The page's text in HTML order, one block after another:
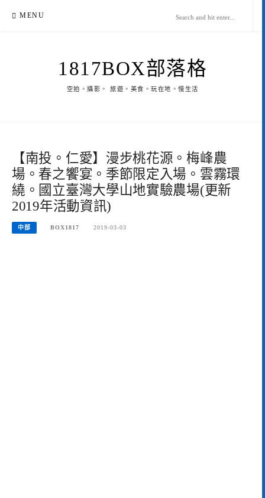
MENU
1817BOX部落格
空拍。攝影。 旅遊。美食。玩在地。慢生活
【南投。仁愛】漫步桃花源。梅峰農
場。春之饗宴。季節限定入場。雲霧環
繞。國立臺灣大學山地實驗農場(更新
2019年活動資訊)
中部 BOX1817 2019-03-03